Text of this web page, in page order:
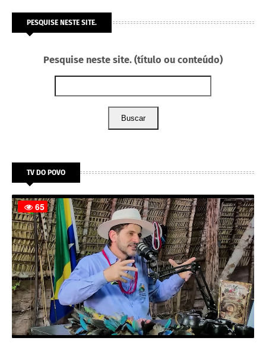
PESQUISE NESTE SITE.
Pesquise neste site. (título ou conteúdo)
Buscar
TV DO POVO